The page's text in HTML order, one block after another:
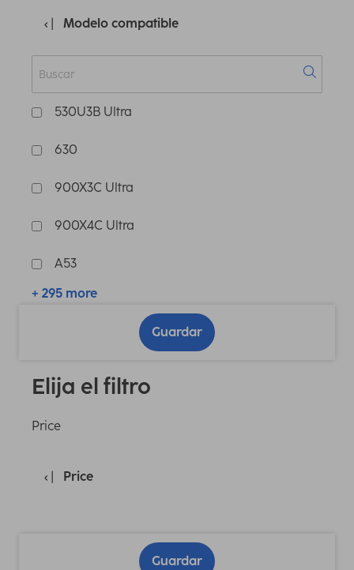
Modelo compatible
530U3B Ultra
630
900X3C Ultra
900X4C Ultra
A53
+ 295 more
Guardar
Elija el filtro
Price
Price
Guardar